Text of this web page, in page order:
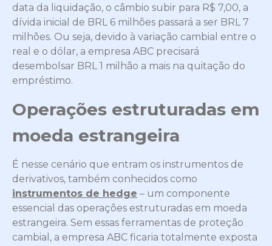
data da liquidação, o câmbio subir para R$ 7,00, a
dívida inicial de BRL 6 milhões passará a ser BRL 7
milhões. Ou seja, devido à variação cambial entre o
real e o dólar, a empresa ABC precisará
desembolsar BRL 1 milhão a mais na quitação do
empréstimo.
Operações estruturadas em
moeda estrangeira
É nesse cenário que entram os instrumentos de
derivativos, também conhecidos como
instrumentos de hedge – um componente
essencial das operações estruturadas em moeda
estrangeira. Sem essas ferramentas de proteção
cambial, a empresa ABC ficaria totalmente exposta